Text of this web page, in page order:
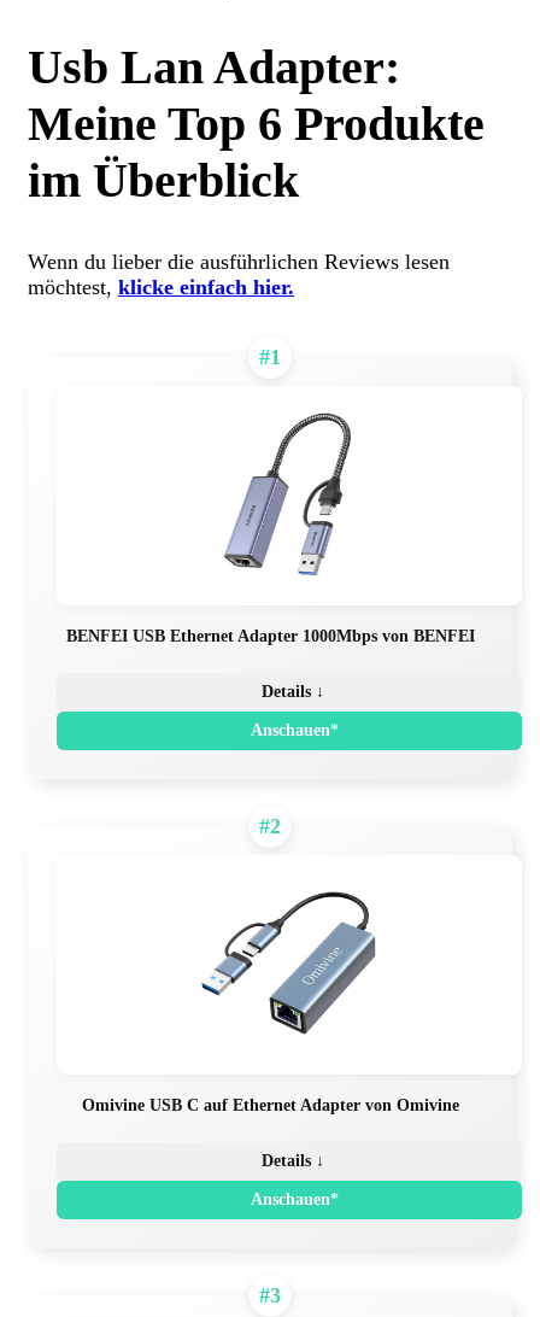
Usb Lan Adapter:
Meine Top 6 Produkte
im Überblick
Wenn du lieber die ausführlichen Reviews lesen
möchtest, klicke einfach hier.
#1
BENFEI USB Ethernet Adapter 1000Mbps von BENFEI
Details ↓
Anschauen*
#2
Omivine USB C auf Ethernet Adapter von Omivine
Details ↓
Anschauen*
#3